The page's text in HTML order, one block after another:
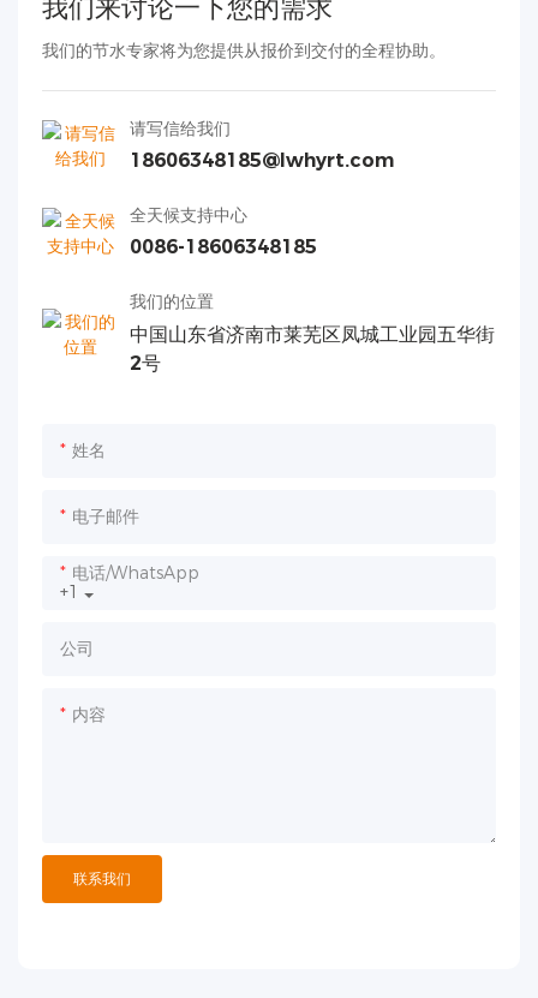
我们来讨论一下您的需求
我们的节水专家将为您提供从报价到交付的全程协助。
请写信给我们
18606348185@lwhyrt.com
全天候支持中心
0086-18606348185
我们的位置
中国山东省济南市莱芜区凤城工业园五华街
2号
姓名
电子邮件
+1
电话/WhatsApp
公司
内容
联系我们